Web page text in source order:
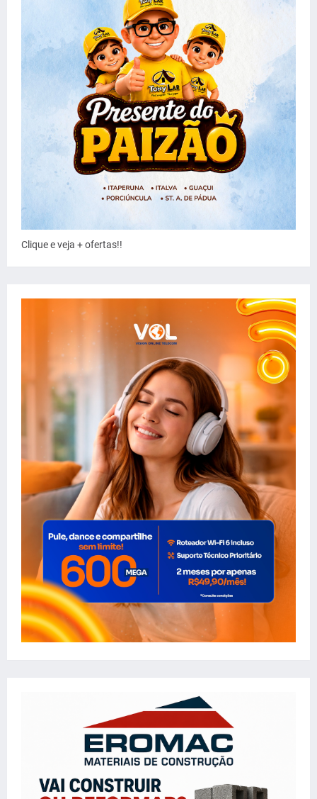
Clique e veja + ofertas!!